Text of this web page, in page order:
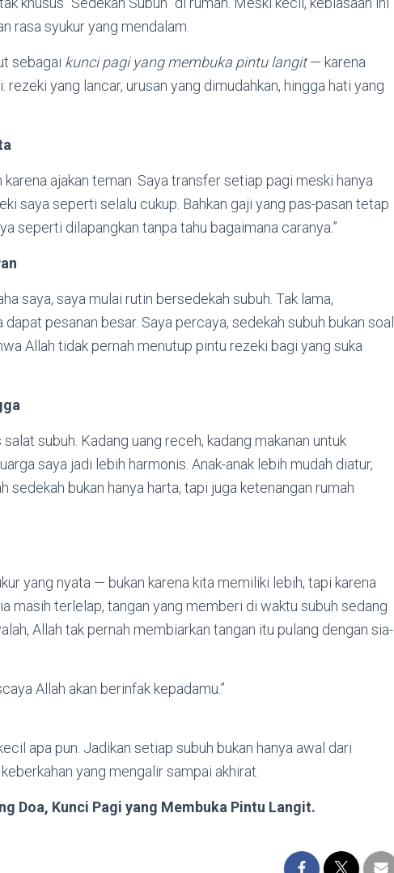
rasa syukur yang mendalam.
sebagai kunci pagi yang membuka pintu langit— karena
rezeki yang lancar, urusan yang dimudahkan, hingga hati yang
karena ajakan teman. Saya transfer setiap pagi meski hanya
saya seperti selalu cukup. Bahkan gaji yang pas-pasan tetap
seperti dilapangkan tanpa tahu bagaimana caranya.”
saya, saya mulai rutin bersedekah subuh. Tak lama,
pesanan besar. Saya percaya, sedekah subuh bukan soal
Allah tidak pernah menutup pintu rezeki bagi yang suka
subuh. Kadang uang receh, kadang makanan untuk
saya jadi lebih harmonis. Anak-anak lebih mudah diatur,
sedekah bukan hanya harta, tapi juga ketenangan rumah
yang nyata — bukan karena kita memiliki lebih, tapi karena
masih terlelap, tangan yang memberi di waktu subuh sedang
Allah tak pernah membiarkan tangan itu pulang dengan sia-
Allah akan berinfak kepadamu.”
apa pun. Jadikan setiap subuh bukan hanya awal dari
yang mengalir sampai akhirat.
Doa, Kunci Pagi yang Membuka Pintu Langit.